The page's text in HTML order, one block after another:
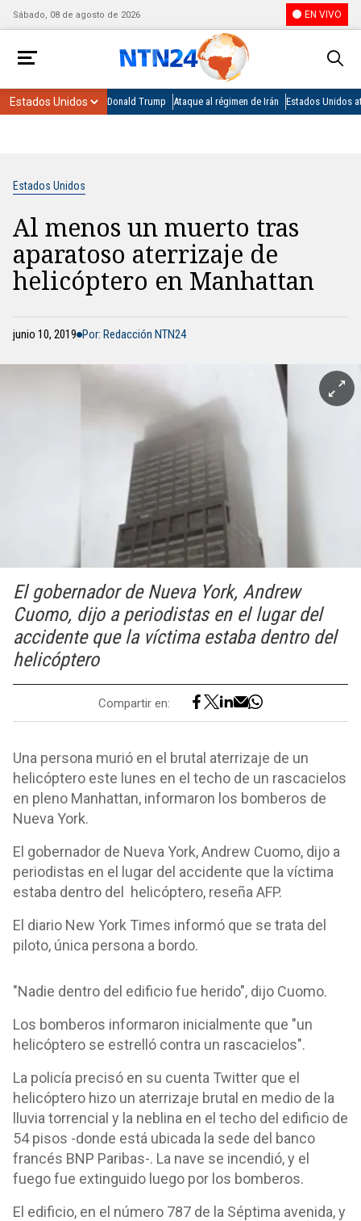
Sábado, 08 de agosto de 2026 EN VIVO
Donald Trump Ataque al régimen de Irán Estados Unidos
Estados Unidos
Al menos un muerto tras
aparatoso aterrizaje de
helicóptero en Manhattan
junio 10, 2019 Por: Redacción NTN24
El gobernador de Nueva York, Andrew
Cuomo, dijo a periodistas en el lugar del
accidente que la víctima estaba dentro del
helicóptero
Compartir en:
Una persona murió en el brutal aterrizaje de un
helicóptero este lunes en el techo de un rascacielos
en pleno Manhattan, informaron los bomberos de
Nueva York.
El gobernador de Nueva York, Andrew Cuomo, dijo a
periodistas en el lugar del accidente que la víctima
estaba dentro del helicóptero, reseña AFP.
El diario New York Times informó que se trata del
piloto, única persona a bordo.
"Nadie dentro del edificio fue herido", dijo Cuomo.
Los bomberos informaron inicialmente que "un
helicóptero se estrelló contra un rascacielos".
La policía precisó en su cuenta Twitter que el
helicóptero hizo un aterrizaje brutal en medio de la
lluvia torrencial y la neblina en el techo del edificio de
54 pisos -donde está ubicada la sede del banco
francés BNP Paribas-. La nave se incendió, y el
fuego fue extinguido luego por los bomberos.
El edificio, en el número 787 de la Séptima avenida, y